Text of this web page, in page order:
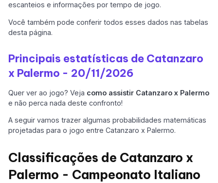
escanteios e informações por tempo de jogo.
Você também pode conferir todos esses dados nas tabelas
desta página.
Principais estatísticas de Catanzaro
x Palermo - 20/11/2026
Quer ver ao jogo? Veja como assistir Catanzaro x Palermo
e não perca nada deste confronto!
A seguir vamos trazer algumas probabilidades matemáticas
projetadas para o jogo entre Catanzaro x Palermo.
Classificações de Catanzaro x
Palermo - Campeonato Italiano